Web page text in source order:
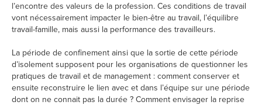
l’encontre des valeurs de la profession. Ces conditions de travail
vont nécessairement impacter le bien-être au travail, l’équilibre
travail-famille, mais aussi la performance des travailleurs.
La période de confinement ainsi que la sortie de cette période
d’isolement supposent pour les organisations de questionner les
pratiques de travail et de management : comment conserver et
ensuite reconstruire le lien avec et dans l’équipe sur une période
dont on ne connait pas la durée ? Comment envisager la reprise